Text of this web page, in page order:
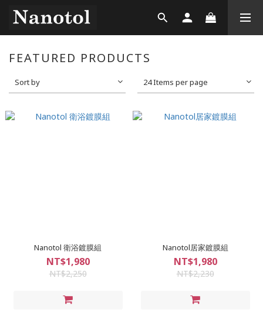
FEATURED PRODUCTS
Sort by 24 Items per page
Nanotol 衛浴鍍膜組
NT$1,980
NT$2,250
Nanotol居家鍍膜組
NT$1,980
NT$2,230